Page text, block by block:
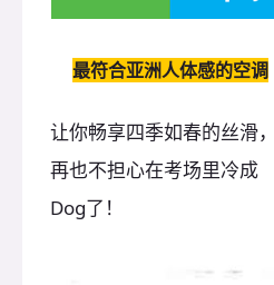
最符合亚洲人体感的空调
让你畅享四季如春的丝滑，
再也不担心在考场里冷成
Dog了！